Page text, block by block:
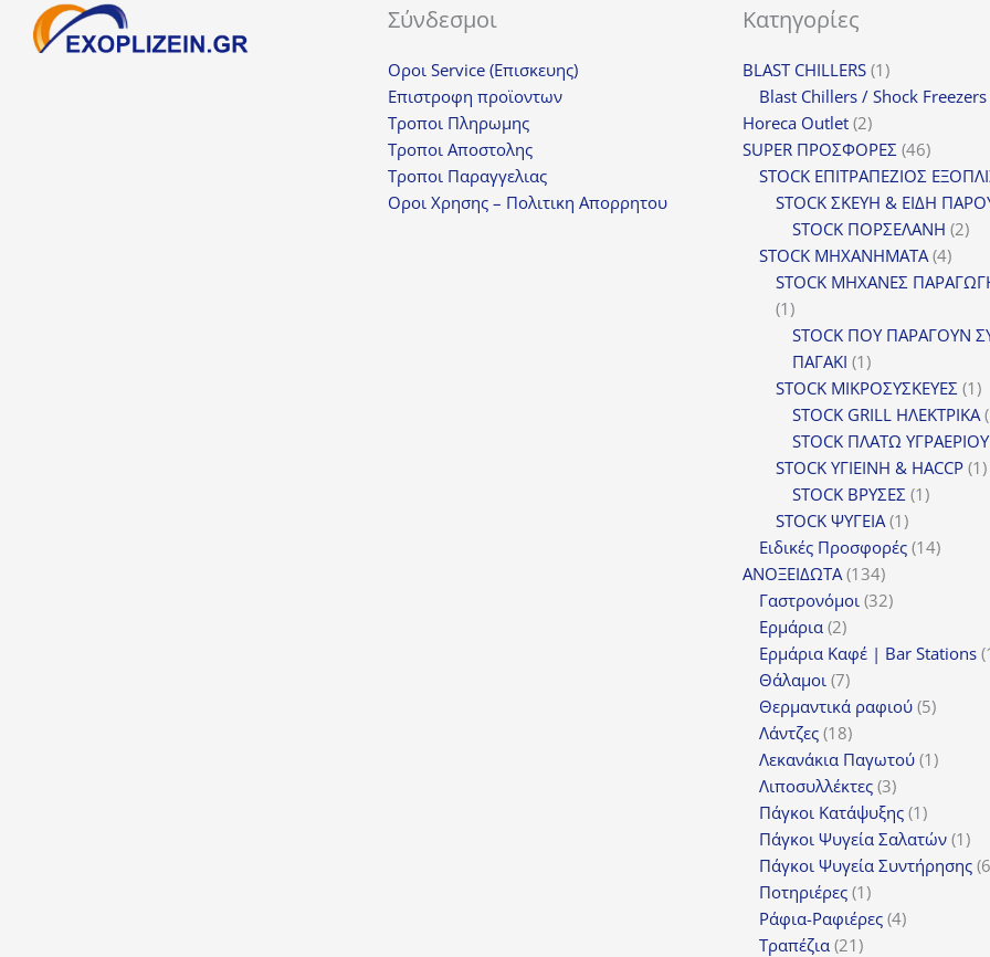
Σύνδεσμοι
Οροι Service (Επισκευης)
Επιστροφη προϊοντων
Τροποι Πληρωμης
Τροποι Αποστολης
Τροποι Παραγγελιας
Οροι Χρησης – Πολιτικη Απορρητου
Κατηγορίες
BLAST CHILLERS 11
προϊόν
Blast Chillers / Shock Freezers
Horeca Outlet 22
προϊόντα
SUPER ΠΡΟΣΦΟΡΕΣ 4646
STOCK ΕΠΙΤΡΑΠΕΖΙΟΣ
STOCK ΣΚΕΥΗ & ΕΙΔΗ
STOCK ΠΟΡΣΕΛΑΝΗ 22
STOCK ΜΗΧΑΝΗΜΑΤΑ 44
STOCK ΜΗΧΑΝΕΣ
11
προϊόν
STOCK ΠΟΥ ΠΑΡΑΓΟΥΝ
ΠΑΓΑΚΙ 11
προϊόν
STOCK ΜΙΚΡΟΣΥΣΚΕΥΕΣ 11
STOCK GRILL ΗΛΕΚΤΡΙΚΑ
STOCK ΠΛΑΤΩ ΥΓΡΑΕΡΙΟΥ
STOCK ΥΓΙΕΙΝΗ & HACCP 11
STOCK ΒΡΥΣΕΣ 11
STOCK ΨΥΓΕΙΑ 11
προϊόν
Ειδικές Προσφορές 1414
ΑΝΟΞΕΙΔΩΤΑ 134134
προϊόντα
Γαστρονόμοι 3232
Ερμάρια 22
προϊόντα
Ερμάρια Καφέ | Bar Stations
Θάλαμοι 77
προϊόντα
Θερμαντικά ραφιού 55
Λάντζες 1818
προϊόντα
Λεκανάκια Παγωτού 11
Λιποσυλλέκτες 33
προϊόντα
Πάγκοι Κατάψυξης 11
προϊόν
Πάγκοι Ψυγεία Σαλατών 11
Πάγκοι Ψυγεία Συντήρησης 6
Ποτηριέρες 11
προϊόν
Ράφια-Ραφιέρες 44
Τραπέζια 2121